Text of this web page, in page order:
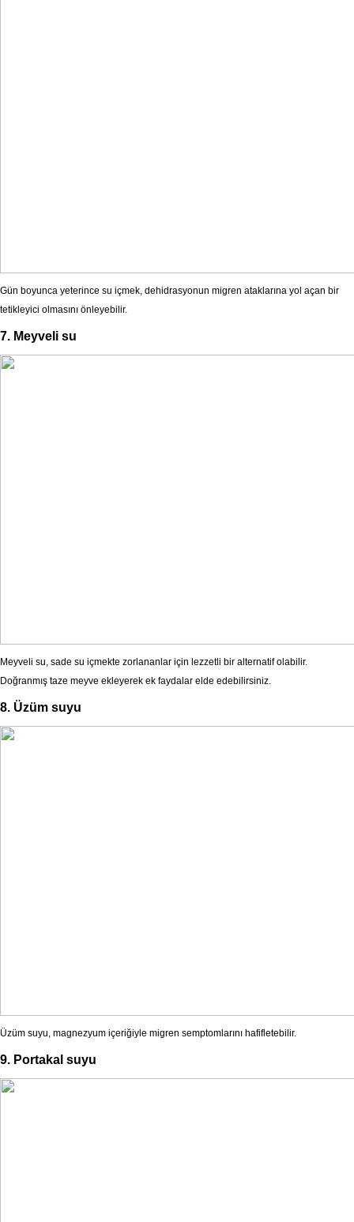
Gün boyunca yeterince su içmek, dehidrasyonun migren ataklarına yol açan bir
tetikleyici olmasını önleyebilir.
7. Meyveli su
Meyveli su, sade su içmekte zorlananlar için lezzetli bir alternatif olabilir.
Doğranmış taze meyve ekleyerek ek faydalar elde edebilirsiniz.
8. Üzüm suyu
Üzüm suyu, magnezyum içeriğiyle migren semptomlarını hafifletebilir.
9. Portakal suyu